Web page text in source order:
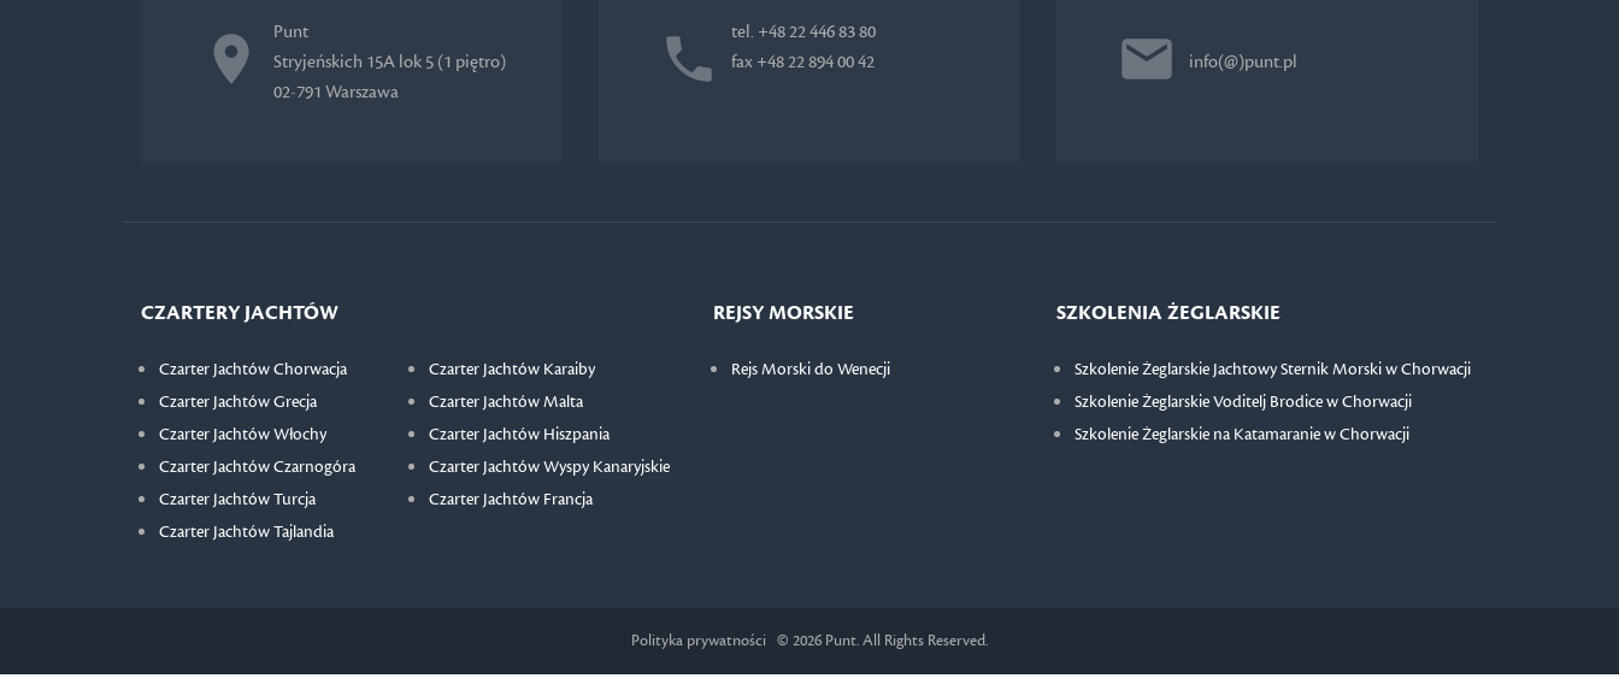
Punt
Stryjeńskich 15A lok 5 (1 piętro)
02-791 Warszawa
tel. +48 22 446 83 80
fax +48 22 894 00 42
info(@)punt.pl
CZARTERY JACHTÓW
Czarter Jachtów Chorwacja
Czarter Jachtów Grecja
Czarter Jachtów Włochy
Czarter Jachtów Czarnogóra
Czarter Jachtów Turcja
Czarter Jachtów Tajlandia
Czarter Jachtów Karaiby
Czarter Jachtów Malta
Czarter Jachtów Hiszpania
Czarter Jachtów Wyspy Kanaryjskie
Czarter Jachtów Francja
REJSY MORSKIE
Rejs Morski do Wenecji
SZKOLENIA ŻEGLARSKIE
Szkolenie Żeglarskie Jachtowy Sternik Morski w Chorwacji
Szkolenie Żeglarskie Voditelj Brodice w Chorwacji
Szkolenie Żeglarskie na Katamaranie w Chorwacji
Polityka prywatności © 2026 Punt. All Rights Reserved.